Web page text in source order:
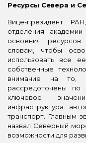
Ресурсы Севера и
Вице-президент
отделения
освоения
словам, чтобы
использовать все
собственные
внимание на то,
рассредоточены по
ключевое
инфраструктура:
транспорт. Главным
назвал Северный
возможности для